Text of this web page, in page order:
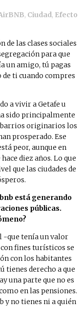
, Ciudad, Efecto
de las clases sociales
para que
un amigo, tú pagas
de ti cuando compres
a vivir a Getafe u
sido principalmente
barrios originarios los
prosperado. Ese
peor, aunque en
diez años. Lo que
que las ciudades de
está generando
públicas.
-que tenía un valor
fines turísticos se
con los habitantes
tienes derecho a que
una parte que no es
en las pensiones.
y no tienes ni a quién